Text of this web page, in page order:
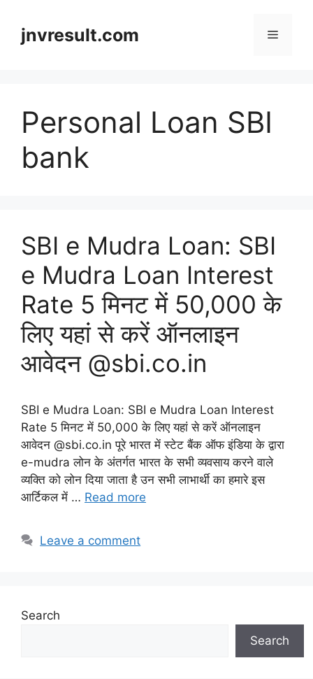
contentjnvresult.com Menu
Personal Loan SBI
bank
SBI e Mudra Loan: SBI
e Mudra Loan Interest
Rate 5 मिनट में 50,000 के
लिए यहां से करें ऑनलाइन
आवेदन @sbi.co.in
SBI e Mudra Loan: SBI e Mudra Loan Interest
Rate 5 मिनट में 50,000 के लिए यहां से करें ऑनलाइन
आवेदन @sbi.co.in पूरे भारत में स्टेट बैंक ऑफ इंडिया के द्वारा
e-mudra लोन के अंतर्गत भारत के सभी व्यवसाय करने वाले
व्यक्ति को लोन दिया जाता है उन सभी लाभार्थी का हमारे इस
आर्टिकल में … Read more
Leave a comment
Search
Search